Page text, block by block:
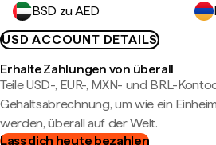
BSD zu AED
USD ACCOUNT DETAILS
Erhalte Zahlungen von überall
Teile USD-, EUR-, MXN- und BRL-
Gehaltsabrechnung, um wie ein
werden, überall auf der Welt.
Lass dich heute bezahlen